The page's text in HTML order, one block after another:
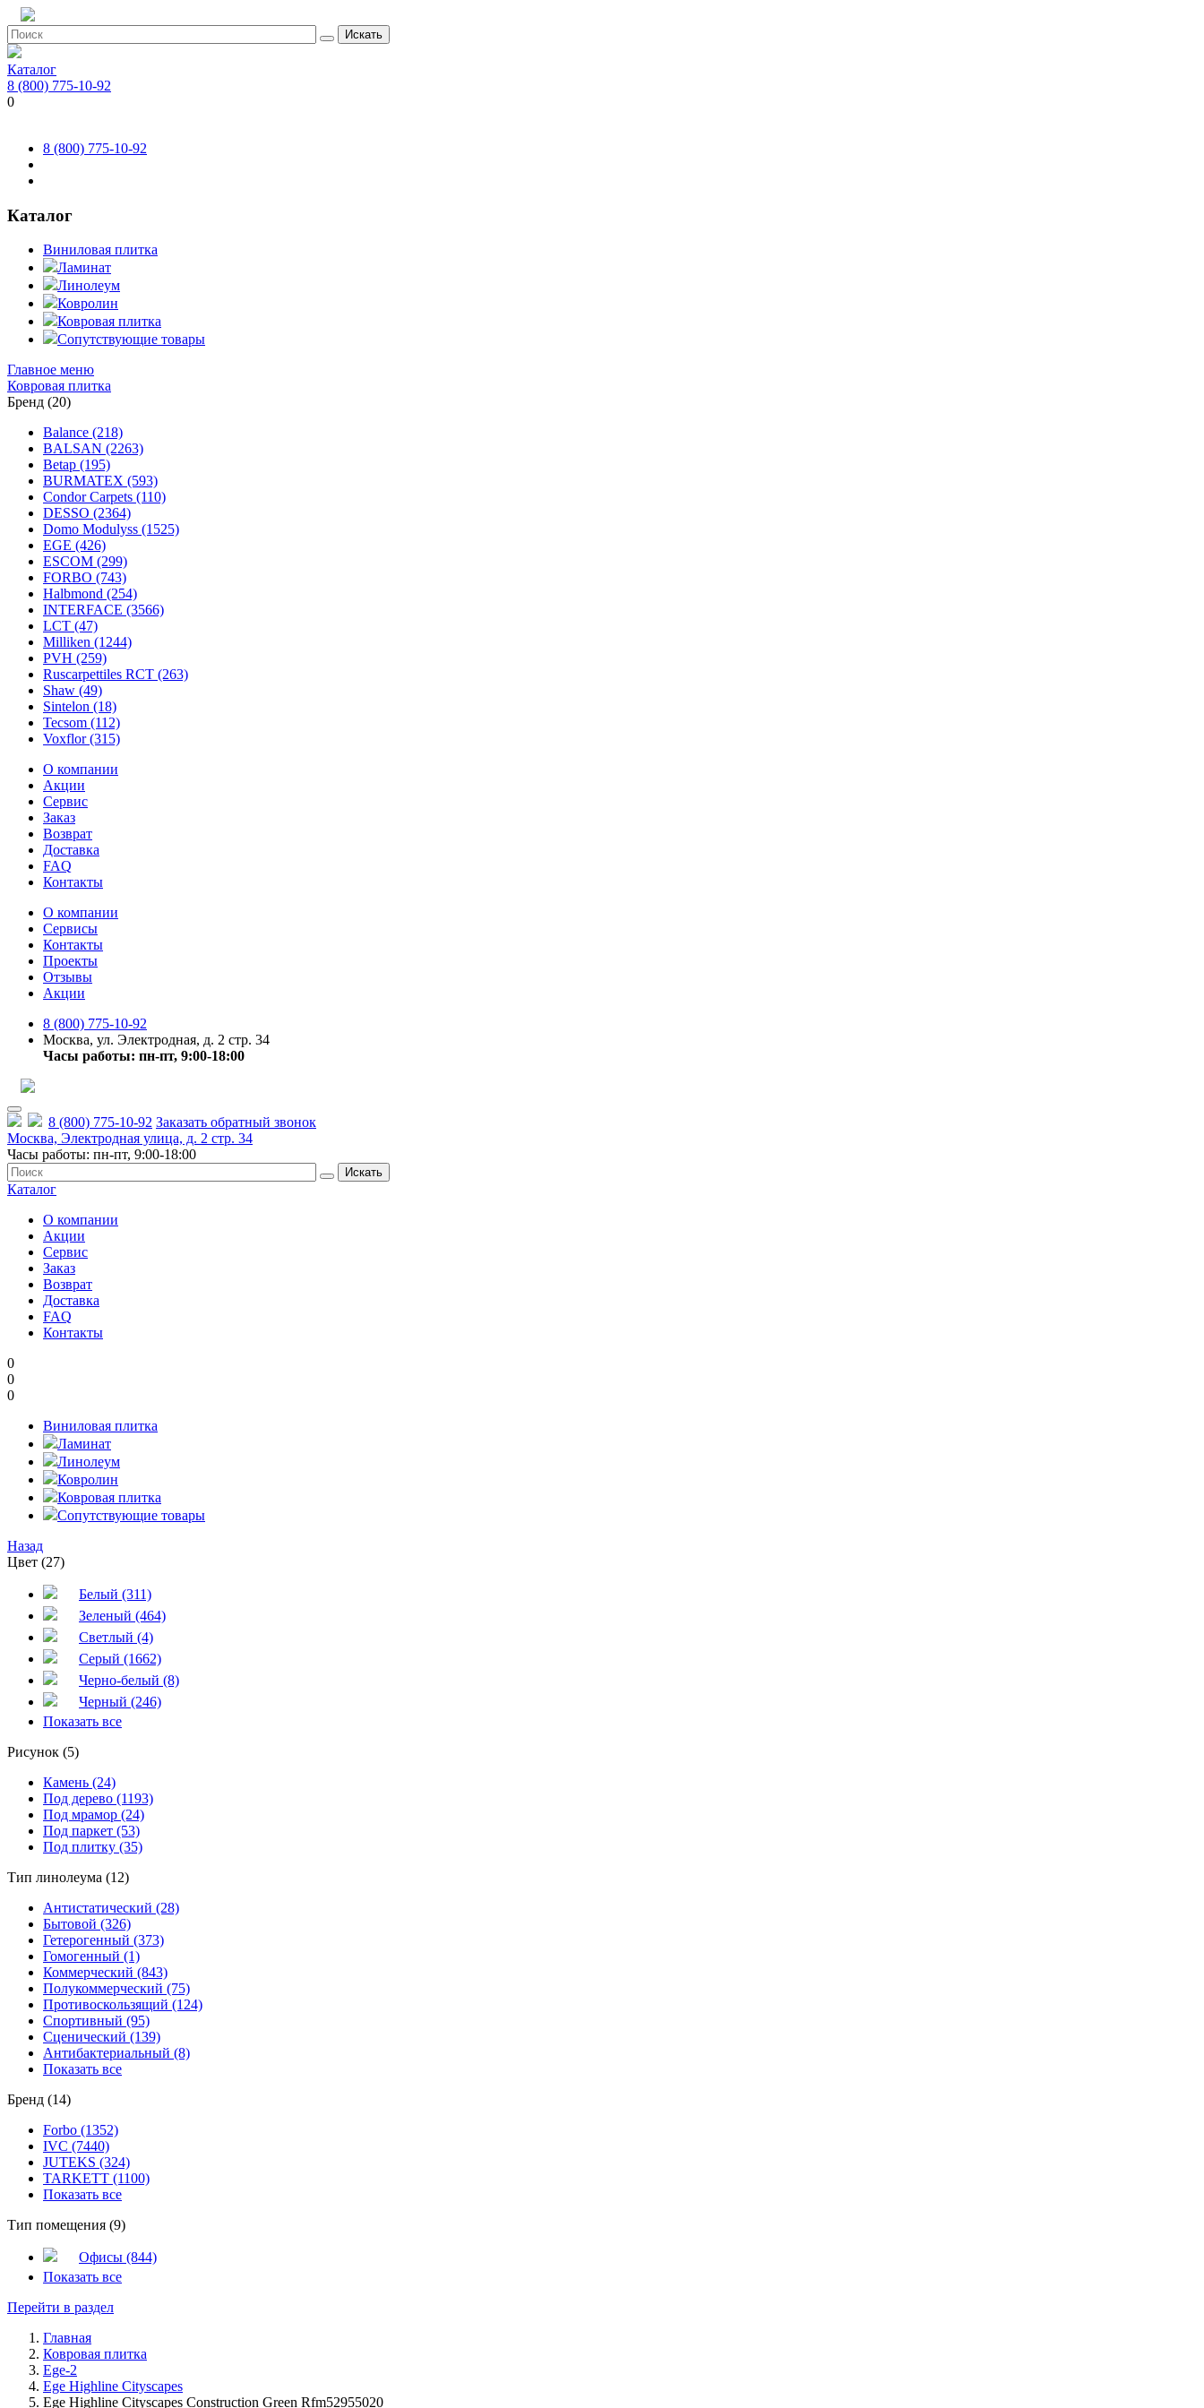
Искать
Каталог
8 (800) 775-10-92
0
8 (800) 775-10-92
Каталог
Виниловая плитка
Ламинат
Линолеум
Ковролин
Ковровая плитка
Сопутствующие товары
Главное меню
Ковровая плитка
Бренд (20)
Balance (218)
BALSAN (2263)
Betap (195)
BURMATEX (593)
Condor Carpets (110)
DESSO (2364)
Domo Modulyss (1525)
EGE (426)
ESCOM (299)
FORBO (743)
Halbmond (254)
INTERFACE (3566)
LCT (47)
Milliken (1244)
PVH (259)
Ruscarpettiles RCT (263)
Shaw (49)
Sintelon (18)
Tecsom (112)
Voxflor (315)
О компании
Акции
Сервис
Заказ
Возврат
Доставка
FAQ
Контакты
О компании
Сервисы
Контакты
Проекты
Отзывы
Акции
8 (800) 775-10-92
Москва, ул. Электродная, д. 2 стр. 34
Часы работы: пн-пт, 9:00-18:00
8 (800) 775-10-92 Заказать обратный звонок
Москва, Электродная улица, д. 2 стр. 34
Часы работы: пн-пт, 9:00-18:00
Искать
Каталог
О компании
Акции
Сервис
Заказ
Возврат
Доставка
FAQ
Контакты
0
0
0
Виниловая плитка
Ламинат
Линолеум
Ковролин
Ковровая плитка
Сопутствующие товары
Назад
Цвет (27)
Белый (311)
Зеленый (464)
Светлый (4)
Серый (1662)
Черно-белый (8)
Черный (246)
Показать все
Рисунок (5)
Камень (24)
Под дерево (1193)
Под мрамор (24)
Под паркет (53)
Под плитку (35)
Тип линолеума (12)
Антистатический (28)
Бытовой (326)
Гетерогенный (373)
Гомогенный (1)
Коммерческий (843)
Полукоммерческий (75)
Противоскользящий (124)
Спортивный (95)
Сценический (139)
Антибактериальный (8)
Показать все
Бренд (14)
Forbo (1352)
IVC (7440)
JUTEKS (324)
TARKETT (1100)
Показать все
Тип помещения (9)
Офисы (844)
Показать все
Перейти в раздел
Главная
Ковровая плитка
Ege-2
Ege Highline Cityscapes
Ege Highline Cityscapes Construction Green Rfm52955020